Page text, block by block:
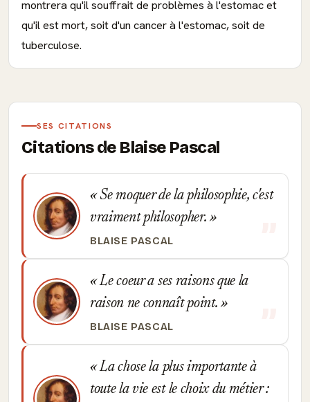
montrera qu'il souffrait de problèmes à l'estomac et
qu'il est mort, soit d'un cancer à l'estomac, soit de
tuberculose.
SES CITATIONS
Citations de Blaise Pascal
Se moquer de la philosophie, c'est
vraiment philosopher.
BLAISE PASCAL
Le coeur a ses raisons que la
raison ne connaît point.
BLAISE PASCAL
La chose la plus importante à
toute la vie est le choix du métier :